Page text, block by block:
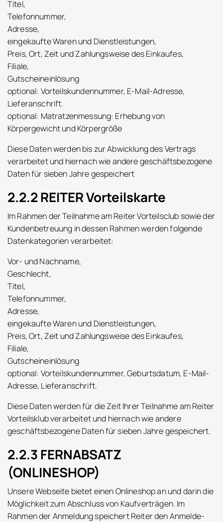
Titel,
Telefonnummer,
Adresse,
eingekaufte Waren und Dienstleistungen,
Preis, Ort, Zeit und Zahlungsweise des Einkaufes,
Filiale,
Gutscheineinlösung
optional: Vorteilskundennummer, E-Mail-Adresse,
Lieferanschrift.
optional: Matratzenmessung: Erhebung von
Körpergewicht und Körpergröße
Diese Daten werden bis zur Abwicklung des Vertrags
verarbeitet und hiernach wie andere geschäftsbezogene
Daten für sieben Jahre gespeichert
2.2.2 REITER Vorteilskarte
Im Rahmen der Teilnahme am Reiter Vorteilsclub sowie der
Kundenbetreuung in dessen Rahmen werden folgende
Datenkategorien verarbeitet:
Vor- und Nachname,
Geschlecht,
Titel,
Telefonnummer,
Adresse,
eingekaufte Waren und Dienstleistungen,
Preis, Ort, Zeit und Zahlungsweise des Einkaufes,
Filiale,
Gutscheineinlösung
optional: Vorteilskundennummer, Geburtsdatum, E-Mail-
Adresse, Lieferanschrift.
Diese Daten werden für die Zeit Ihrer Teilnahme am Reiter
Vorteilsklub verarbeitet und hiernach wie andere
geschäftsbezogene Daten für sieben Jahre gespeichert.
2.2.3 FERNABSATZ
(ONLINESHOP)
Unsere Webseite bietet einen Onlineshop an und darin die
Möglichkeit zum Abschluss von Kaufverträgen. Im
Rahmen der Anmeldung speichert Reiter den Anmelde-